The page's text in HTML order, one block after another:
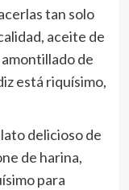
tan solo
aceite de
amontillado de
está riquísimo,
delicioso de
de harina,
para